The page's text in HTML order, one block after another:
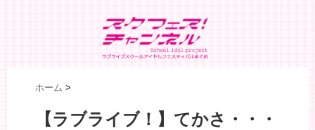
ホーム >
【ラブライブ！】てかさ・・・